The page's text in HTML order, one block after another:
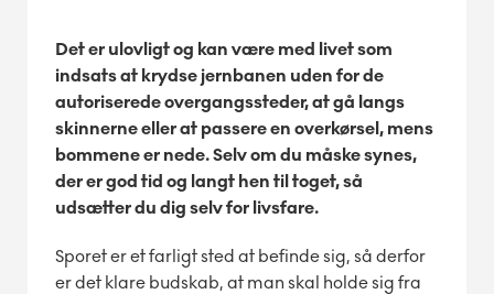
Det er ulovligt og kan være med livet som
indsats at krydse jernbanen uden for de
autoriserede overgangssteder, at gå langs
skinnerne eller at passere en overkørsel, mens
bommene er nede. Selv om du måske synes,
der er god tid og langt hen til toget, så
udsætter du dig selv for livsfare.
Sporet er et farligt sted at befinde sig, så derfor
er det klare budskab, at man skal holde sig fra